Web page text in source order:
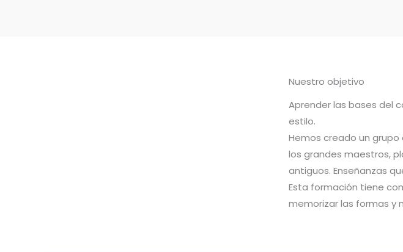
Nuestro objetivo
Aprender las bases del
estilo.
Hemos creado un
los grandes maestros,
antiguos. Enseñanzas
Esta formación tiene
memorizar las formas y